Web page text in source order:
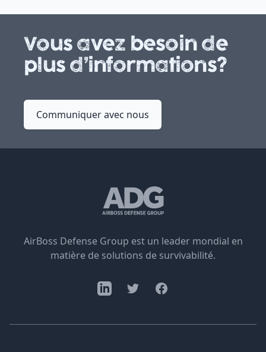
Vous avez besoin de
plus d’informations?
Communiquer avec nous
AirBoss Defense Group est un leader mondial en
matière de solutions de survivabilité.